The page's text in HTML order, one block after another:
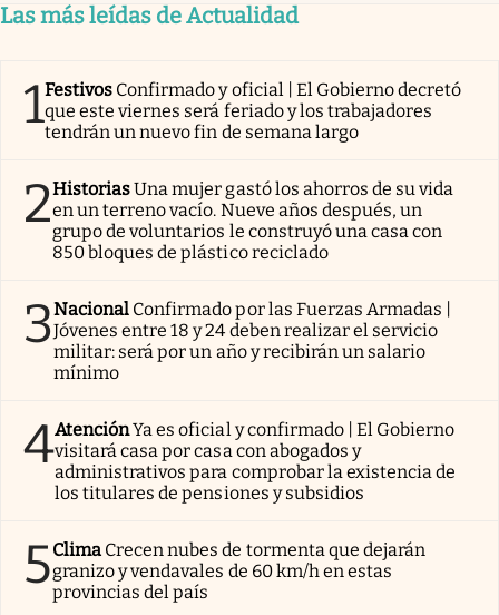
Las más leídas de Actualidad
1Festivos Confirmado y oficial | El Gobierno decretó
que este viernes será feriado y los trabajadores
tendrán un nuevo fin de semana largo
2HistoriasUna mujer gastó los ahorros de su vida
en un terreno vacío. Nueve años después, un
grupo de voluntarios le construyó una casa con
850 bloques de plástico reciclado
3Nacional Confirmado por las Fuerzas Armadas |
Jóvenes entre 18 y 24 deben realizar el servicio
militar: será por un año y recibirán un salario
mínimo
4AtenciónYa es oficial y confirmado | El Gobierno
visitará casa por casa con abogados y
administrativos para comprobar la existencia de
los titulares de pensiones y subsidios
5Clima Crecen nubes de tormenta que dejarán
granizo y vendavales de 60 km/h en estas
provincias del país